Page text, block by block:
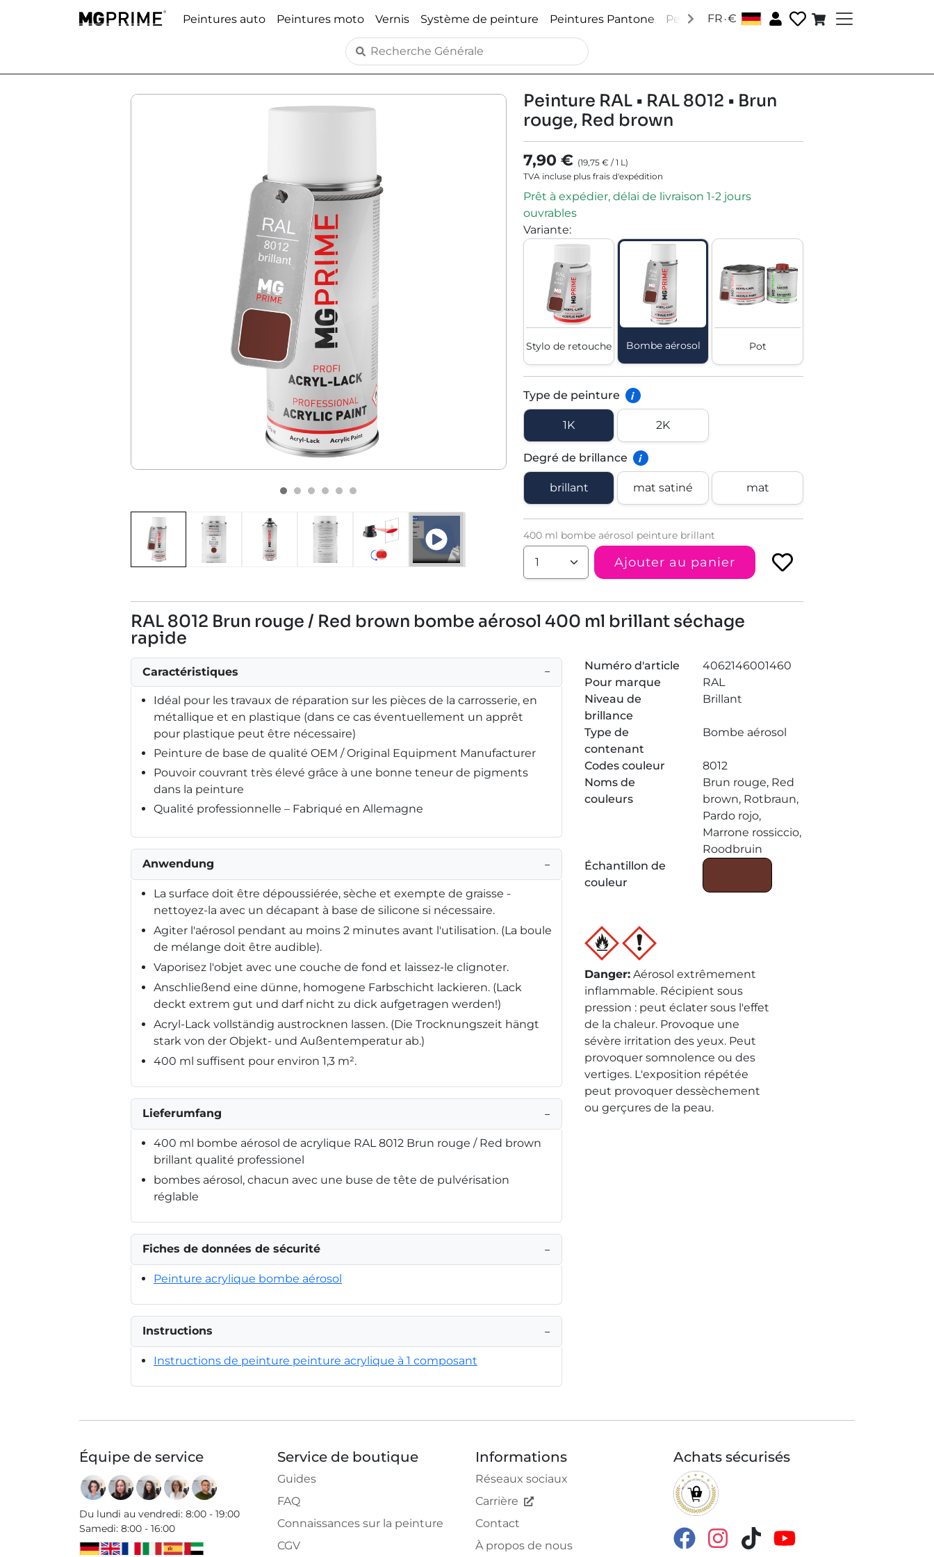
Peintures auto Peintures moto Vernis Système de peinture Peintures Pantone Peintures RAL Peintures spéciales
FR .€
Peinture RAL • RAL 8012 • Brun
rouge, Red brown
7,90 € (19,75 € /1 L)
TVA incluse plus frais d'expédition
Prêt à expédier, délai de livraison 1-2 jours
ouvrables
Variante:
Stylo de retouche Bombe aérosol Pot
Type de peinture i
1K 2K
Degré de brillance i
brillant mat satiné mat
400 ml bombe aérosol peinture brillant
Ajouter au panier
RAL 8012 Brun rouge / Red brown bombe aérosol 400 ml brillant séchage
rapide
Caractéristiques −
Idéal pour les travaux de réparation sur les pièces de la carrosserie, en
métallique et en plastique (dans ce cas éventuellement un apprêt
pour plastique peut être nécessaire)
Peinture de base de qualité OEM / Original Equipment Manufacturer
Pouvoir couvrant très élevé grâce à une bonne teneur de pigments
dans la peinture
Qualité professionnelle – Fabriqué en Allemagne
Anwendung −
La surface doit être dépoussiérée, sèche et exempte de graisse -
nettoyez-la avec un décapant à base de silicone si nécessaire.
Agiter l'aérosol pendant au moins 2 minutes avant l'utilisation. (La boule
de mélange doit être audible).
Vaporisez l'objet avec une couche de fond et laissez-le clignoter.
Anschließend eine dünne, homogene Farbschicht lackieren. (Lack
deckt extrem gut und darf nicht zu dick aufgetragen werden!)
Acryl-Lack vollständig austrocknen lassen. (Die Trocknungszeit hängt
stark von der Objekt- und Außentemperatur ab.)
400 ml suffisent pour environ 1,3 m².
Lieferumfang −
400 ml bombe aérosol de acrylique RAL 8012 Brun rouge / Red brown
brillant qualité professionel
bombes aérosol, chacun avec une buse de tête de pulvérisation
réglable
Fiches de données de sécurité −
Peinture acrylique bombe aérosol
Instructions −
Instructions de peinture peinture acrylique à 1 composant
Numéro d'article
4062146001460
Pour marque
RAL
Niveau de
brillance
Brillant
Type de
contenant
Bombe aérosol
Codes couleur
8012
Noms de
couleurs
Brun rouge, Red
brown, Rotbraun,
Pardo rojo,
Marrone rossiccio,
Roodbruin
Échantillon de
couleur
Danger: Aérosol extrêmement
inflammable. Récipient sous
pression : peut éclater sous l'effet
de la chaleur. Provoque une
sévère irritation des yeux. Peut
provoquer somnolence ou des
vertiges. L'exposition répétée
peut provoquer dessèchement
ou gerçures de la peau.
Équipe de service
Du lundi au vendredi: 8:00 - 19:00
Samedi: 8:00 - 16:00
Service de boutique
Guides
FAQ
Connaissances sur la peinture
CGV
Informations
Réseaux sociaux
Carrière
Contact
À propos de nous
Achats sécurisés